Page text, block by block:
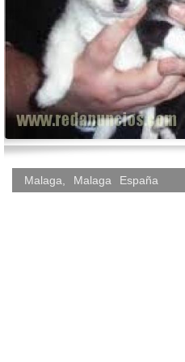
Malaga Malaga España